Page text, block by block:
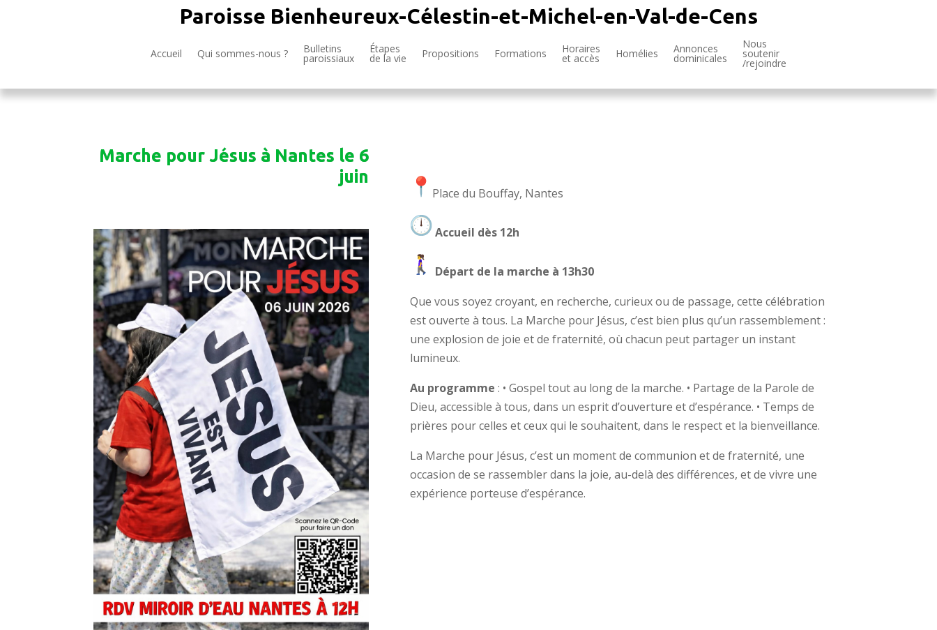
Paroisse Bienheureux-Célestin-et-Michel-en-Val-de-Cens
Accueil Qui sommes-nous ? Bulletins
paroissiaux
Étapes
de la vie Propositions Formations Horaires
et accès Homélies Annonces
dominicales
Nous
soutenir
/rejoindre
Marche pour Jésus à Nantes le 6
juin
Place du Bouffay, Nantes
Accueil dès 12h
Départ de la marche à 13h30
Que vous soyez croyant, en recherche, curieux ou de passage, cette célébration
est ouverte à tous. La Marche pour Jésus, c’est bien plus qu’un rassemblement :
une explosion de joie et de fraternité, où chacun peut partager un instant
lumineux.
Au programme : • Gospel tout au long de la marche. • Partage de la Parole de
Dieu, accessible à tous, dans un esprit d’ouverture et d’espérance. • Temps de
prières pour celles et ceux qui le souhaitent, dans le respect et la bienveillance.
La Marche pour Jésus, c’est un moment de communion et de fraternité, une
occasion de se rassembler dans la joie, au-delà des différences, et de vivre une
expérience porteuse d’espérance.